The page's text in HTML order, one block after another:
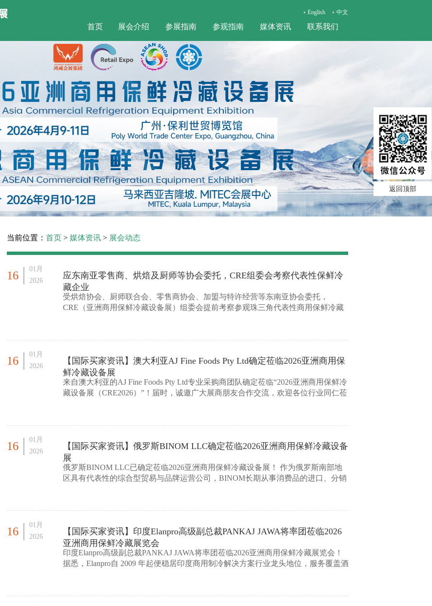
English 中文
首页 展会介绍 参展指南 参观指南 媒体资讯 联系我们
返回顶部
当前位置： 首页 > 媒体资讯 > 展会动态
16
01月
2026
应东南亚零售商、烘焙及厨师等协会委托，CRE组委会考察代表性保鲜冷
藏企业
受烘焙协会、厨师联合会、零售商协会、加盟与特许经营等东南亚协会委托，
CRE（亚洲商用保鲜冷藏设备展）组委会提前考察参观珠三角代表性商用保鲜冷藏
16
01月
2026
【国际买家资讯】澳大利亚AJ Fine Foods Pty Ltd确定莅临2026亚洲商用保
鲜冷藏设备展
来自澳大利亚的AJ Fine Foods Pty Ltd专业采购商团队确定莅临“2026亚洲商用保鲜冷
藏设备展（CRE2026）”！届时，诚邀广大展商朋友合作交流，欢迎各位行业同仁莅
16
01月
2026
【国际买家资讯】俄罗斯BINOM LLC确定莅临2026亚洲商用保鲜冷藏设备
展
俄罗斯BINOM LLC已确定莅临2026亚洲商用保鲜冷藏设备展！ 作为俄罗斯南部地
区具有代表性的综合型贸易与品牌运营公司，BINOM长期从事消费品的进口、分销
16
01月
2026
【国际买家资讯】印度Elanpro高级副总裁PANKAJ JAWA将率团莅临2026
亚洲商用保鲜冷藏展览会
印度Elanpro高级副总裁PANKAJ JAWA将率团莅临2026亚洲商用保鲜冷藏展览会！
据悉，Elanpro自 2009 年起便稳居印度商用制冷解决方案行业龙头地位，服务覆盖酒